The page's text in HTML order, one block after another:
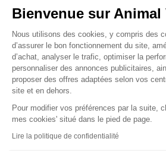
Bienvenue sur Animal
Plateforme de
Nous utilisons des cookies, y compris des
d’assurer le bon fonctionnement du site,
d’achat, analyser le trafic, optimiser la
personnaliser des annonces publicitaires,
proposer des offres adaptées selon vos
site et en dehors.
Pour modifier vos préférences par la suite,
mes cookies' situé dans le pied de page.
Lire la politique de confidentialité
Axeptio consent